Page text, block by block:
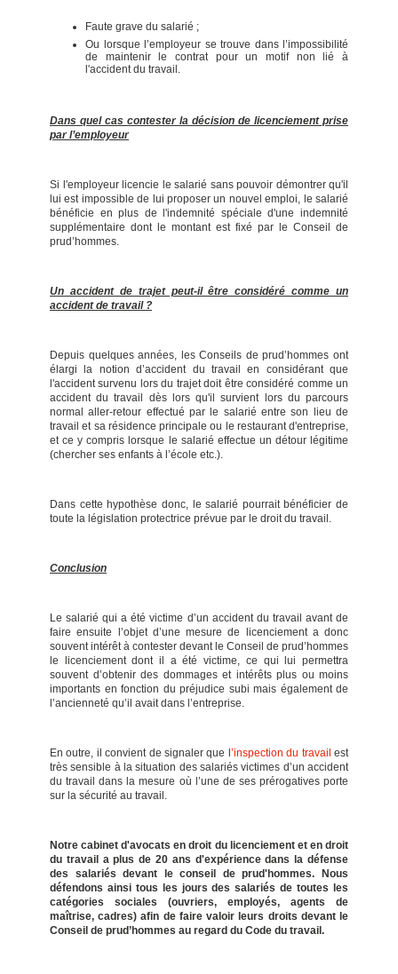
Faute grave du salarié ;
Ou lorsque l’employeur se trouve dans l’impossibilité
de maintenir le contrat pour un motif non lié à
l'accident du travail.
Dans quel cas contester la décision de licenciement prise
par l’employeur
Si l'employeur licencie le salarié sans pouvoir démontrer qu'il
lui est impossible de lui proposer un nouvel emploi, le salarié
bénéficie en plus de l'indemnité spéciale d'une indemnité
supplémentaire dont le montant est fixé par le Conseil de
prud’hommes.
Un accident de trajet peut-il être considéré comme un
accident de travail ?
Depuis quelques années, les Conseils de prud’hommes ont
élargi la notion d’accident du travail en considérant que
l'accident survenu lors du trajet doit être considéré comme un
accident du travail dès lors qu'il survient lors du parcours
normal aller-retour effectué par le salarié entre son lieu de
travail et sa résidence principale ou le restaurant d'entreprise,
et ce y compris lorsque le salarié effectue un détour légitime
(chercher ses enfants à l’école etc.).
Dans cette hypothèse donc, le salarié pourrait bénéficier de
toute la législation protectrice prévue par le droit du travail.
Conclusion
Le salarié qui a été victime d’un accident du travail avant de
faire ensuite l’objet d’une mesure de licenciement a donc
souvent intérêt à contester devant le Conseil de prud’hommes
le licenciement dont il a été victime, ce qui lui permettra
souvent d’obtenir des dommages et intérêts plus ou moins
importants en fonction du préjudice subi mais également de
l’ancienneté qu’il avait dans l’entreprise.
En outre, il convient de signaler que l ’inspection du travail est
très sensible à la situation des salariés victimes d’un accident
du travail dans la mesure où l’une de ses prérogatives porte
sur la sécurité au travail.
Notre cabinet d'avocats en droit du licenciement et en droit
du travail a plus de 20 ans d'expérience dans la défense
des salariés devant le conseil de prud'hommes. Nous
défendons ainsi tous les jours des salariés de toutes les
catégories sociales (ouvriers, employés, agents de
maîtrise, cadres) afin de faire valoir leurs droits devant le
Conseil de prud’hommes au regard du Code du travail.